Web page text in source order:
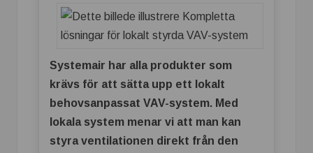
Systemair har alla produkter som
krävs för att sätta upp ett lokalt
behovsanpassat VAV-system. Med
lokala system menar vi att man kan
styra ventilationen direkt från den